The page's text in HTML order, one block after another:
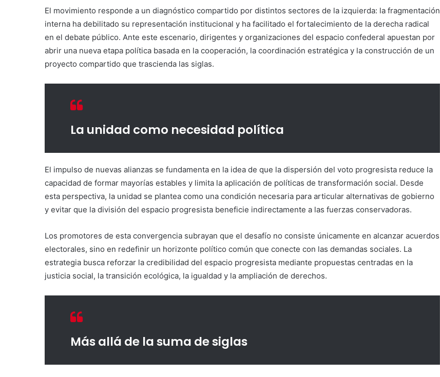
El movimiento responde a un diagnóstico compartido por distintos sectores de la izquierda: la fragmentación
interna ha debilitado su representación institucional y ha facilitado el fortalecimiento de la derecha radical
en el debate público. Ante este escenario, dirigentes y organizaciones del espacio confederal apuestan por
abrir una nueva etapa política basada en la cooperación, la coordinación estratégica y la construcción de un
proyecto compartido que trascienda las siglas.
La unidad como necesidad política
El impulso de nuevas alianzas se fundamenta en la idea de que la dispersión del voto progresista reduce la
capacidad de formar mayorías estables y limita la aplicación de políticas de transformación social. Desde
esta perspectiva, la unidad se plantea como una condición necesaria para articular alternativas de gobierno
y evitar que la división del espacio progresista beneficie indirectamente a las fuerzas conservadoras.
Los promotores de esta convergencia subrayan que el desafío no consiste únicamente en alcanzar acuerdos
electorales, sino en redefinir un horizonte político común que conecte con las demandas sociales. La
estrategia busca reforzar la credibilidad del espacio progresista mediante propuestas centradas en la
justicia social, la transición ecológica, la igualdad y la ampliación de derechos.
Más allá de la suma de siglas